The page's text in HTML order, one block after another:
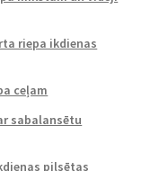
riepa ikdienas
ceļam
sabalansētu
pilsētas